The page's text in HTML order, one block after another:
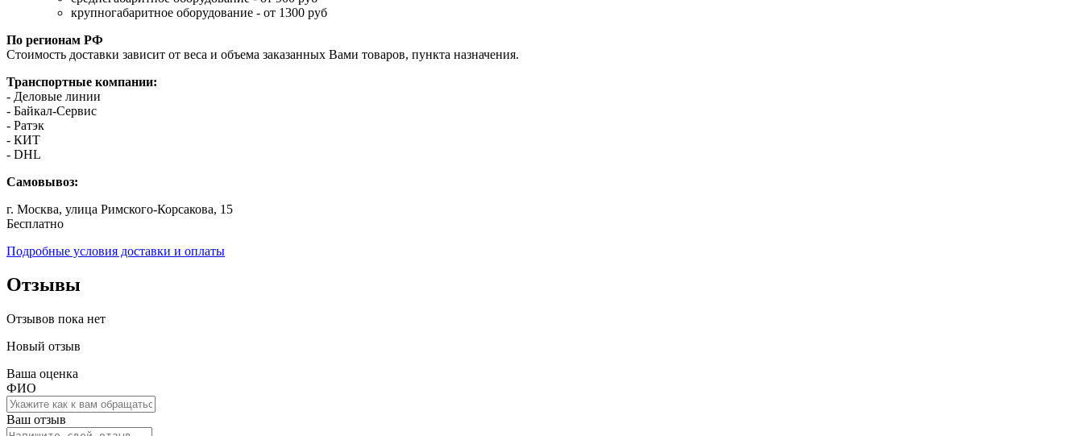
крупногабаритное оборудование - от 1300 руб
По регионам РФ
Стоимость доставки зависит от веса и объема заказанных Вами товаров, пункта назначения.
Транспортные компании:
- Деловые линии
- Байкал-Сервис
- Ратэк
- КИТ
- DHL
Самовывоз:
г. Москва, улица Римского-Корсакова, 15
Бесплатно
Подробные условия доставки и оплаты
Отзывы
Отзывов пока нет
Новый отзыв
Ваша оценка
ФИО
Ваш отзыв